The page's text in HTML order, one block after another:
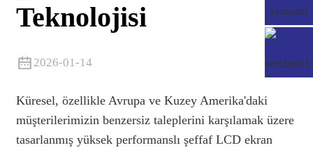
Teknolojisi
2026-01-14
Küresel, özellikle Avrupa ve Kuzey Amerika'daki
müşterilerimizin benzersiz taleplerini karşılamak üzere
tasarlanmış yüksek performanslı şeffaf LCD ekran